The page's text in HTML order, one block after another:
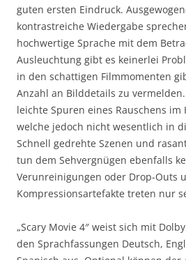
guten ersten Eindruck.
kontrastreiche Wiedergabe
hochwertige Sprache mit dem
Ausleuchtung gibt es keinerlei
in den schattigen Filmmomenten
Anzahl an Bilddetails zu
leichte Spuren eines Rauschens
welche jedoch nicht wesentlich in
Schnell gedrehte Szenen und
tun dem Sehvergnügen ebenfalls
Verunreinigungen oder Drop-Outs
Kompressionsartefakte treten nur
„Scary Movie 4″ weist sich mit
den Sprachfassungen Deutsch,